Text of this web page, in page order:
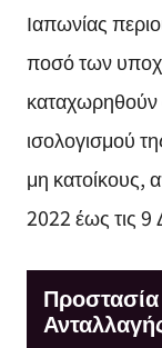
Ιαπωνίας
ποσό των
ισολογισμού
μη κατοίκους,
2022 έως τις